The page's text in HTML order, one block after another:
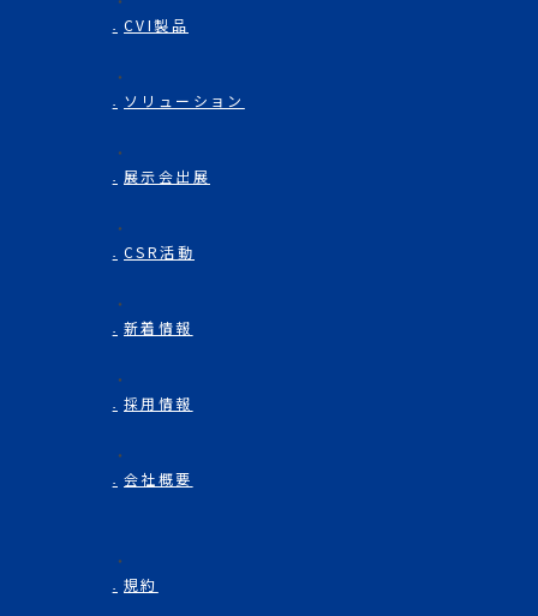
CVI製品
ソリューション
展示会出展
CSR活動
新着情報
採用情報
会社概要
規約